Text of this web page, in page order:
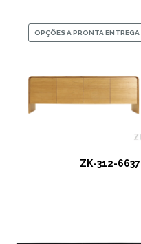
OPÇÕES A PRONTA ENTREGA
ZK-312-6637